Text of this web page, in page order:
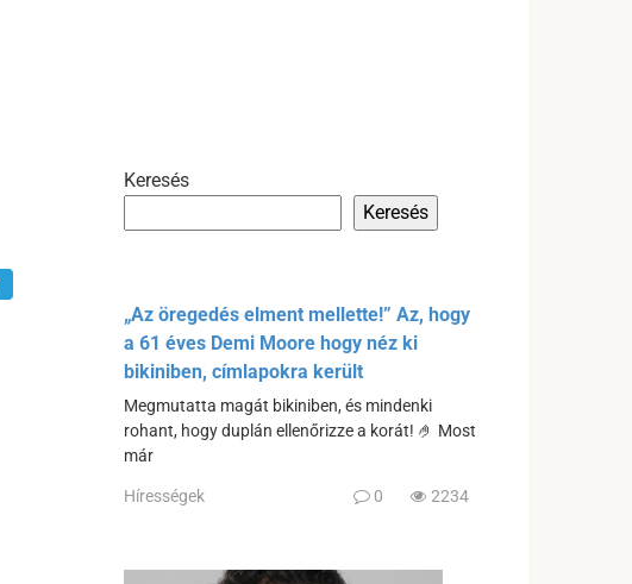
Keresés
Keresés
„Az öregedés elment mellette!” Az, hogy
a 61 éves Demi Moore hogy néz ki
bikiniben, címlapokra került
Megmutatta magát bikiniben, és mindenki
rohant, hogy duplán ellenőrizze a korát! 🤌 Most
már
Hírességek 0 2234